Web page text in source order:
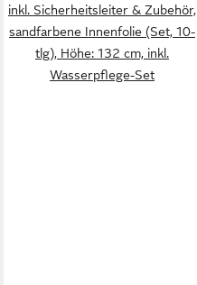
inkl. Sicherheitsleiter & Zubehör,
sandfarbene Innenfolie (Set, 10-
tlg), Höhe: 132 cm, inkl.
Wasserpflege-Set